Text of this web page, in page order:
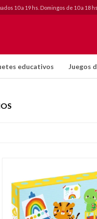
educativos Juegos
10 a 19 hs. Domingos de 10 a 18 hs.